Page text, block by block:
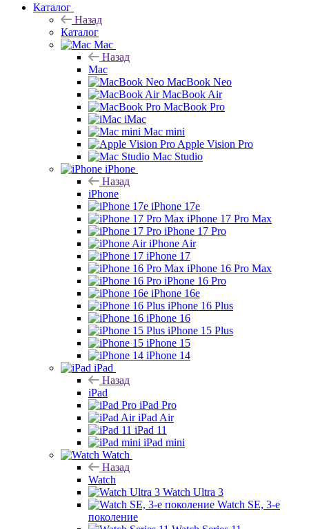
Каталог
Назад
Каталог
Mac
Назад
Mac
MacBook Neo
MacBook Air
MacBook Pro
iMac
Mac mini
Apple Vision Pro
Mac Studio
iPhone
Назад
iPhone
iPhone 17e
iPhone 17 Pro Max
iPhone 17 Pro
iPhone Air
iPhone 17
iPhone 16 Pro Max
iPhone 16 Pro
iPhone 16e
iPhone 16 Plus
iPhone 16
iPhone 15 Plus
iPhone 15
iPhone 14
iPad
Назад
iPad
iPad Pro
iPad Air
iPad 11
iPad mini
Watch
Назад
Watch
Watch Ultra 3
Watch SE, 3-е
поколение